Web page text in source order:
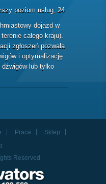
poziom usług, 24
dojazd w
całego kraju).
zgłoszeń pozwala
i optymalizację
dźwigów lub tylko
Praca
Sklep
Reserved